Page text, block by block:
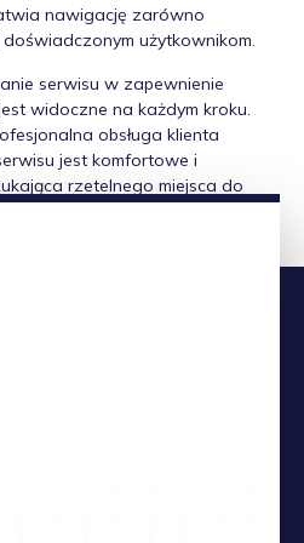
nawigację zarówno
użytkownikom.
serwisu w zapewnienie
widoczne na każdym kroku.
obsługa klienta
jest komfortowe i
rzetelnego miejsca do
uwagę propozycje
podmiot.